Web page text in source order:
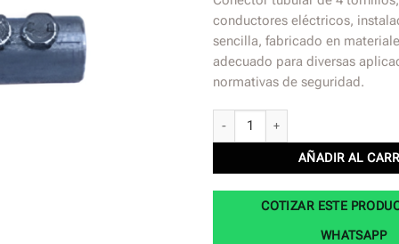
conductores eléctricos,
sencilla, fabricado en
adecuado para diversas
normativas de seguridad.
Conector tubular 4 tornillos cantidad
AÑADIR AL
COTIZAR ESTE
WHATSAPP